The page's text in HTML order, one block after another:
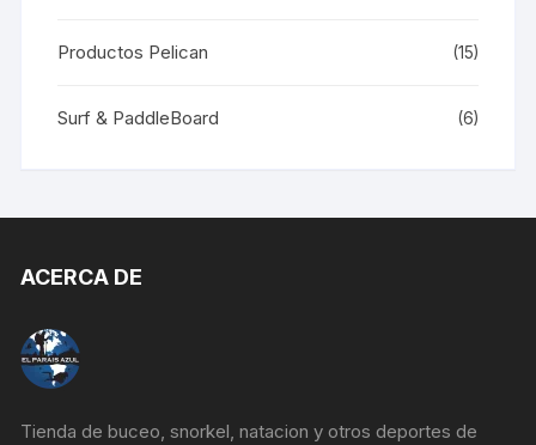
Productos Pelican (15)
Surf & PaddleBoard (6)
ACERCA DE
Tienda de buceo, snorkel, natacion y otros deportes de